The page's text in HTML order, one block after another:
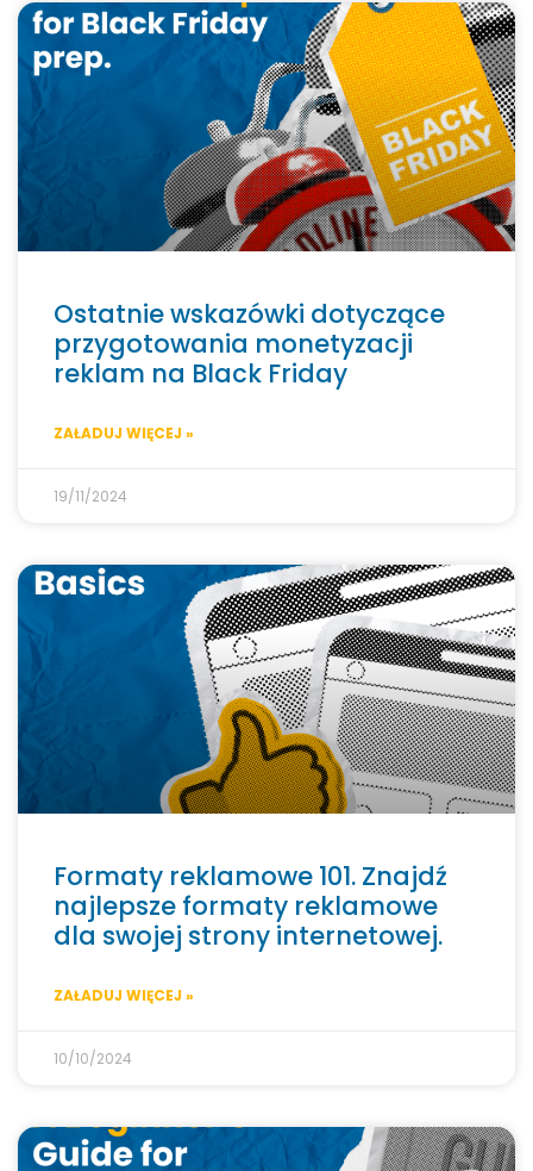
Ostatnie wskazówki dotyczące
przygotowania monetyzacji
reklam na Black Friday
ZAŁADUJ WIĘCEJ »
19/11/2024
Formaty reklamowe 101. Znajdź
najlepsze formaty reklamowe
dla swojej strony internetowej.
ZAŁADUJ WIĘCEJ »
10/10/2024